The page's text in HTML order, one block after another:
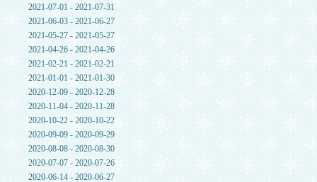
2021-07-01 - 2021-07-31
2021-06-03 - 2021-06-27
2021-05-27 - 2021-05-27
2021-04-26 - 2021-04-26
2021-02-21 - 2021-02-21
2021-01-01 - 2021-01-30
2020-12-09 - 2020-12-28
2020-11-04 - 2020-11-28
2020-10-22 - 2020-10-22
2020-09-09 - 2020-09-29
2020-08-08 - 2020-08-30
2020-07-07 - 2020-07-26
2020-06-14 - 2020-06-27